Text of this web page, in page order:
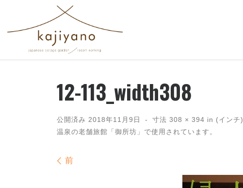
コンテンツへスキップ
12-113_width308
公開済み 2018年11月9日 - 寸法 308 × 394 in (インチ)
温泉の老舗旅館「御所坊」で使用されています。
画像ナビゲーション
前